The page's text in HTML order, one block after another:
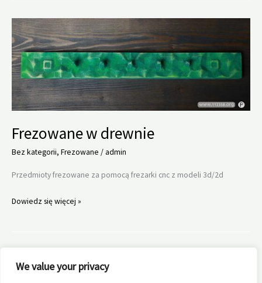
We value your privacy
inne
siedziska
Frezowane w drewnie
Bez kategorii, Frezowane /admin
Przedmioty frezowane za pomocą frezarki cnc z modeli 3d/2d
Frezowane
Dowiedz się więcej »